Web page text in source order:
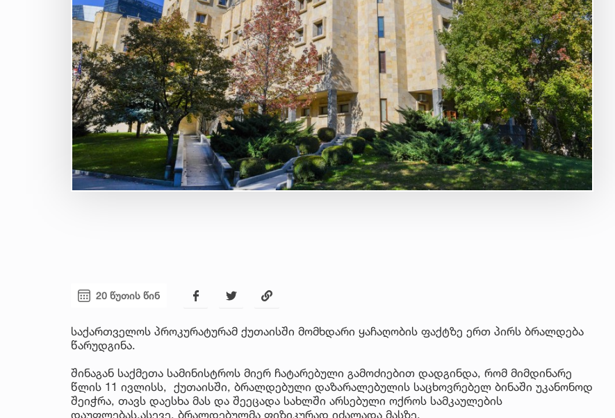
20 წუთის წინ
საქართველოს პროკურატურამ ქუთაისში მომხდარი ყაჩაღობის ფაქტზე ერთ პირს ბრალდება
წარუდგინა.
შინაგან საქმეთა სამინისტროს მიერ ჩატარებული გამოძიებით დადგინდა, რომ მიმდინარე
წლის 11 ივლისს, ქუთაისში, ბრალდებული დაზარალებულის საცხოვრებელ ბინაში უკანონოდ
შეიჭრა, თავს დაესხა მას და შეეცადა სახლში არსებული ოქროს სამკაულების
დაუფლებას.ასევე, ბრალდებულმა ფიზიკურად იძალადა მასზე.